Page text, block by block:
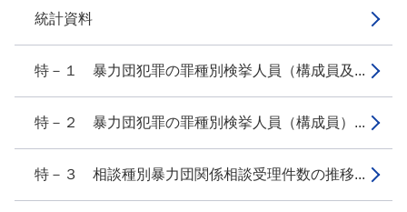
統計資料
特－１ 暴力団犯罪の罪種別検挙人員（構成員及...
特－２ 暴力団犯罪の罪種別検挙人員（構成員）...
特－３ 相談種別暴力団関係相談受理件数の推移...